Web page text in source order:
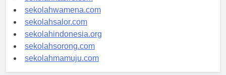
sekolahnabire.com
sekolahwamena.com
sekolahsalor.com
sekolahindonesia.org
sekolahsorong.com